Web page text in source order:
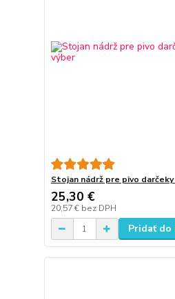
Stojan nádrž pre pivo
25,30 €
20,57 € bez DPH
Pridať do